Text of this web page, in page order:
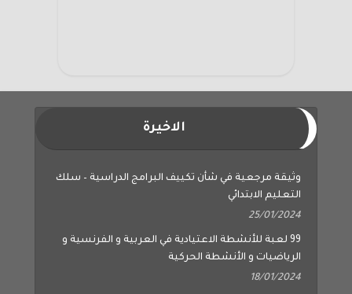
الاخيرة
وثيقة مرجعية في شأن تكييف البرامج الدراسية – سلك
التعليم الابتدائي
25/01/2024
99 لعبة للأنشطة الاعتيادية في العربية و الفرنسية و
الرياضيات و الأنشطة الحركية
18/01/2024